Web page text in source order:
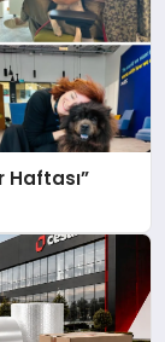
Haftası”